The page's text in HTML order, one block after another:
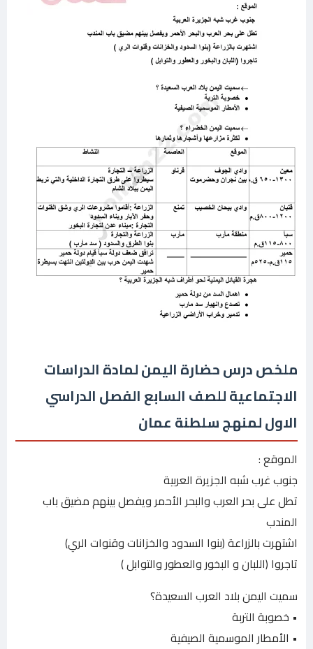
ملخص درس حضارة اليمن لمادة الدراسات
الاجتماعية للصف السابع الفصل الدراسي
الاول لمنهج سلطنة عمان
الموقع :
جنوب غرب شبه الجزيرة العربية
تطل على بحر العرب والبحر الأحمر ويفصل بينهم مضيق باب
المندب
اشتهرت بالزراعة (بنوا السدود والخزانات وقنوات الري)
تاجروا (اللبان و البخور والعطور والتوابل )
سميت اليمن بلاد العرب السعيدة؟
• خصوبة التربة
• الأمطار الموسمية الصيفية